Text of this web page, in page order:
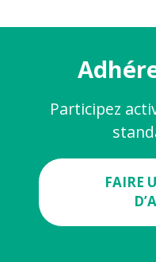
Participez
FAIRE